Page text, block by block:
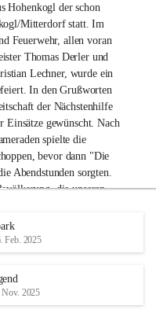
Hohenkogl der schon
Mitterdorf statt. Im
Feuerwehr, allen voran
Thomas Derler und
Lechner, wurde ein
In den Grußworten
der Nächstenhilfe
Einsätze gewünscht. Nach
spielte die
bevor dann "Die
Abendstunden sorgten.
die unseren
besuchte. Der
der Verbesserung der
der FF
Feb. 2025
Nov. 2025